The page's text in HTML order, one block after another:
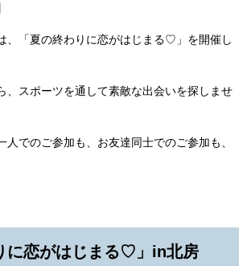
】
、「夏の終わりに恋がはじまる♡」を開催し
、スポーツを通して素敵な出会いを探しませ
人でのご参加も、お友達同士でのご参加も、
に恋がはじまる♡」in北房